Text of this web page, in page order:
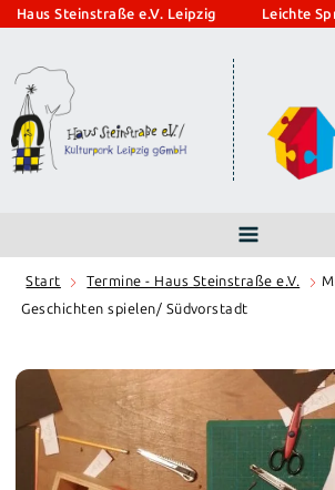
Zum
springen
Haus Steinstraße e.V. Leipzig Leichte
Start Termine - Haus Steinstraße e.V.
Geschichten spielen/ Südvorstadt